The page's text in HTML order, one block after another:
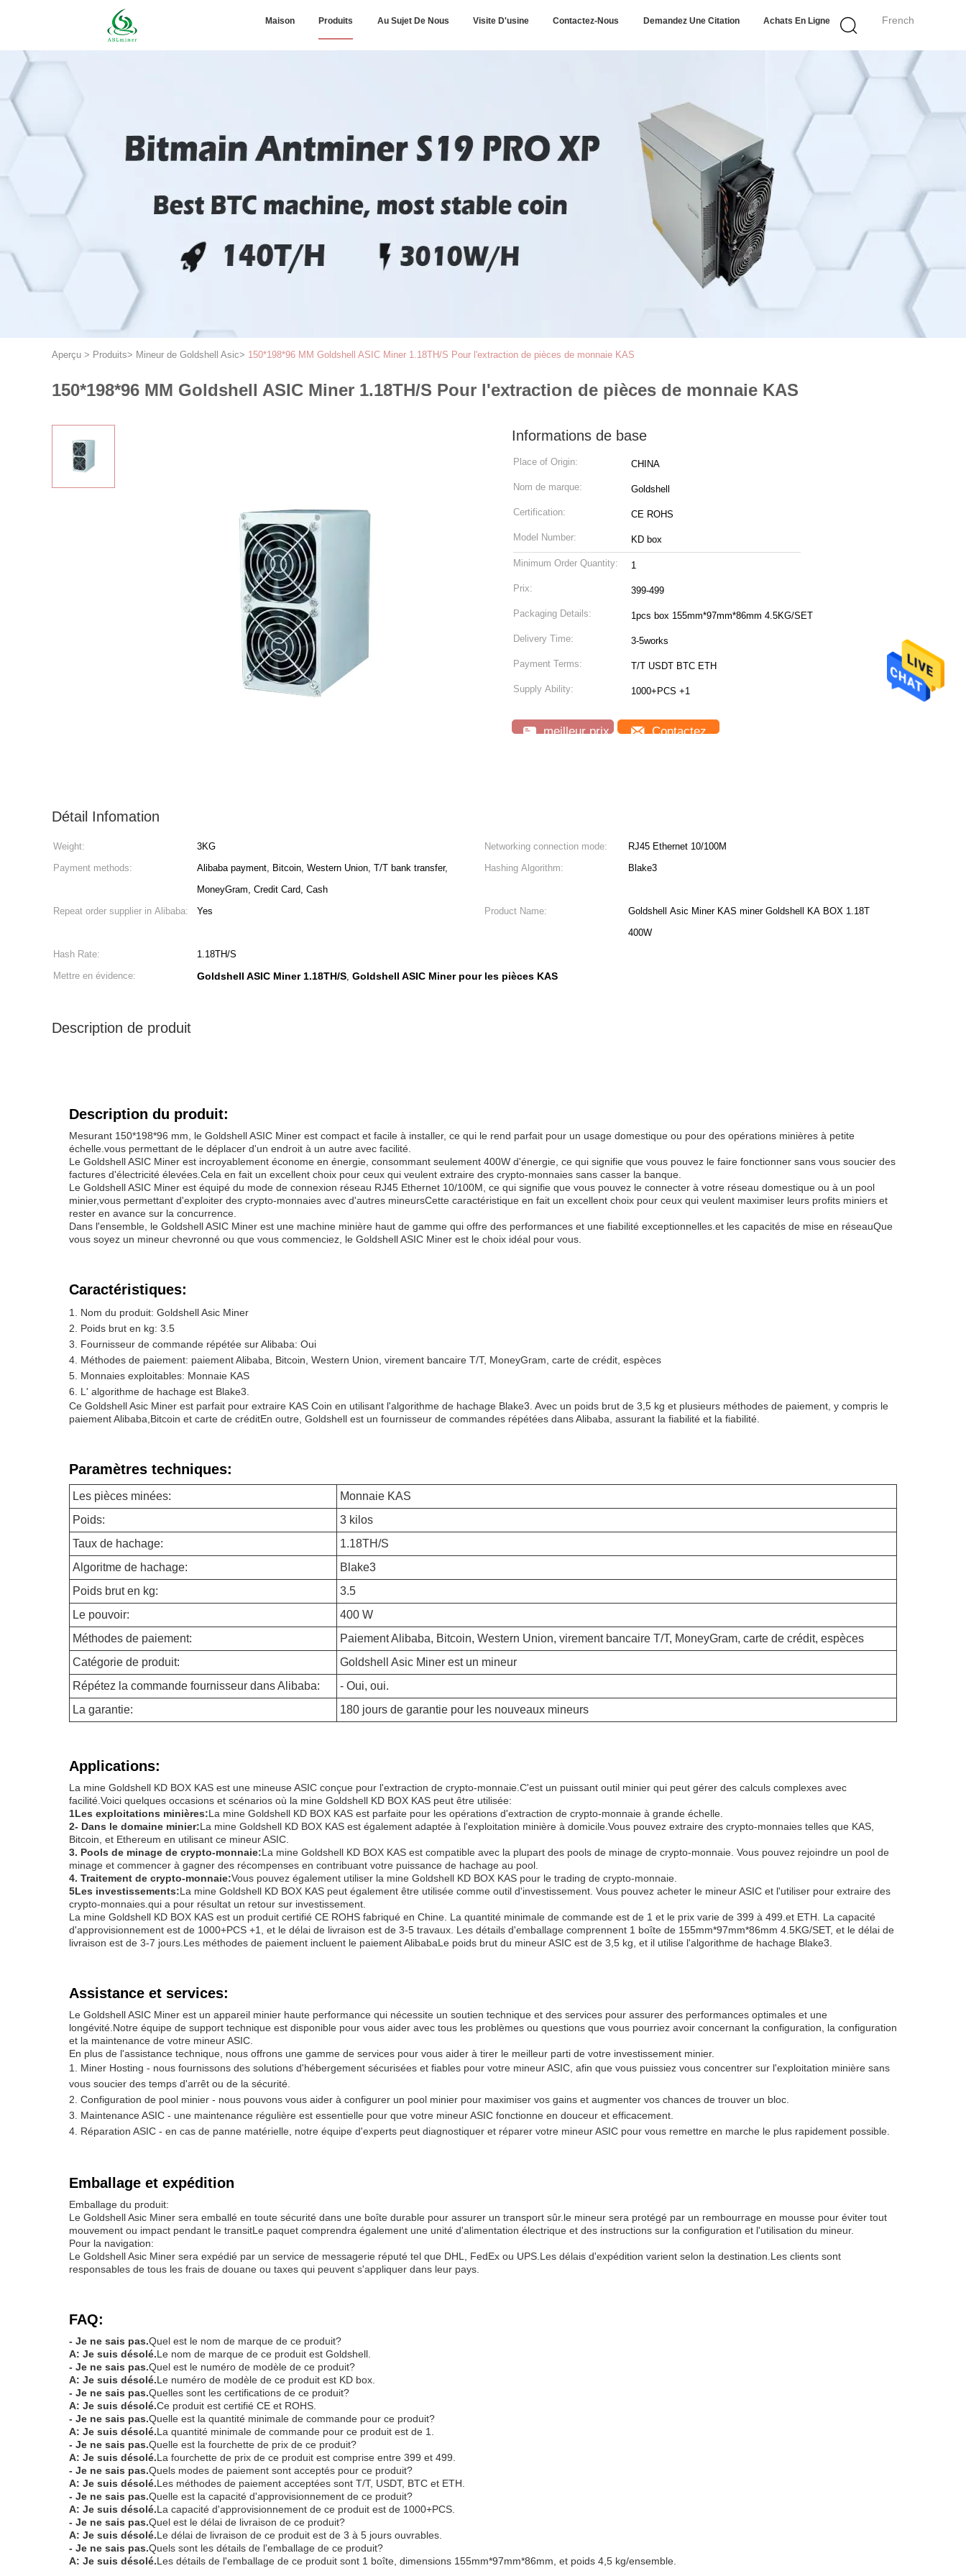
French
Maison Produits Au Sujet De Nous Visite D'usine Contactez-Nous Demandez Une Citation Achats En Ligne
Aperçu > Produits> Mineur de Goldshell Asic> 150*198*96 MM Goldshell ASIC Miner 1.18TH/S Pour l'extraction de pièces de monnaie KAS
150*198*96 MM Goldshell ASIC Miner 1.18TH/S Pour l'extraction de pièces de monnaie KAS
Informations de base
Place of Origin: CHINA
Nom de marque: Goldshell
Certification: CE ROHS
Model Number: KD box
Minimum Order Quantity: 1
Prix: 399-499
Packaging Details: 1pcs box 155mm*97mm*86mm 4.5KG/SET
Delivery Time: 3-5works
Payment Terms: T/T USDT BTC ETH
Supply Ability: 1000+PCS +1
meilleur prix Contactez
Détail Infomation
Weight: 3KG Networking connection mode:
RJ45 Ethernet 10/100M
Payment methods:
Alibaba payment, Bitcoin, Western Union, T/T bank transfer,
MoneyGram, Credit Card, Cash
Hashing Algorithm: Blake3
Repeat order supplier in Alibaba: Yes Product Name:
Goldshell Asic Miner KAS miner Goldshell KA BOX 1.18T
400W
Hash Rate:
1.18TH/S
Mettre en évidence:
Goldshell ASIC Miner 1.18TH/S, Goldshell ASIC Miner pour les pièces KAS
Description de produit
Description du produit:
Mesurant 150*198*96 mm, le Goldshell ASIC Miner est compact et facile à installer, ce qui le rend parfait pour un usage domestique ou pour des opérations minières à petite
échelle.vous permettant de le déplacer d'un endroit à un autre avec facilité.
Le Goldshell ASIC Miner est incroyablement économe en énergie, consommant seulement 400W d'énergie, ce qui signifie que vous pouvez le faire fonctionner sans vous soucier des
factures d'électricité élevées.Cela en fait un excellent choix pour ceux qui veulent extraire des crypto-monnaies sans casser la banque.
Le Goldshell ASIC Miner est équipé du mode de connexion réseau RJ45 Ethernet 10/100M, ce qui signifie que vous pouvez le connecter à votre réseau domestique ou à un pool
minier,vous permettant d'exploiter des crypto-monnaies avec d'autres mineursCette caractéristique en fait un excellent choix pour ceux qui veulent maximiser leurs profits miniers et
rester en avance sur la concurrence.
Dans l'ensemble, le Goldshell ASIC Miner est une machine minière haut de gamme qui offre des performances et une fiabilité exceptionnelles.et les capacités de mise en réseauQue
vous soyez un mineur chevronné ou que vous commenciez, le Goldshell ASIC Miner est le choix idéal pour vous.
Caractéristiques:
Nom du produit: Goldshell Asic Miner
Poids brut en kg: 3.5
Fournisseur de commande répétée sur Alibaba: Oui
Méthodes de paiement: paiement Alibaba, Bitcoin, Western Union, virement bancaire T/T, MoneyGram, carte de crédit, espèces
Monnaies exploitables: Monnaie KAS
L' algorithme de hachage est Blake3.
Ce Goldshell Asic Miner est parfait pour extraire KAS Coin en utilisant l'algorithme de hachage Blake3. Avec un poids brut de 3,5 kg et plusieurs méthodes de paiement, y compris le
paiement Alibaba,Bitcoin et carte de créditEn outre, Goldshell est un fournisseur de commandes répétées dans Alibaba, assurant la fiabilité et la fiabilité.
Paramètres techniques:
Les pièces minées:
Monnaie KAS
Poids:
3 kilos
Taux de hachage:
1.18TH/S
Algoritme de hachage:
Blake3
Poids brut en kg:
3.5
Le pouvoir:
400 W
Méthodes de paiement:
Paiement Alibaba, Bitcoin, Western Union, virement bancaire T/T, MoneyGram, carte de crédit, espèces
Catégorie de produit:
Goldshell Asic Miner est un mineur
Répétez la commande fournisseur dans Alibaba:
- Oui, oui.
La garantie:
180 jours de garantie pour les nouveaux mineurs
Applications:
La mine Goldshell KD BOX KAS est une mineuse ASIC conçue pour l'extraction de crypto-monnaie.C'est un puissant outil minier qui peut gérer des calculs complexes avec
facilité.Voici quelques occasions et scénarios où la mine Goldshell KD BOX KAS peut être utilisée:
1Les exploitations minières:La mine Goldshell KD BOX KAS est parfaite pour les opérations d'extraction de crypto-monnaie à grande échelle.
2- Dans le domaine minier:La mine Goldshell KD BOX KAS est également adaptée à l'exploitation minière à domicile.Vous pouvez extraire des crypto-monnaies telles que KAS,
Bitcoin, et Ethereum en utilisant ce mineur ASIC.
3. Pools de minage de crypto-monnaie:La mine Goldshell KD BOX KAS est compatible avec la plupart des pools de minage de crypto-monnaie. Vous pouvez rejoindre un pool de
minage et commencer à gagner des récompenses en contribuant votre puissance de hachage au pool.
4. Traitement de crypto-monnaie:Vous pouvez également utiliser la mine Goldshell KD BOX KAS pour le trading de crypto-monnaie.
5Les investissements:La mine Goldshell KD BOX KAS peut également être utilisée comme outil d'investissement. Vous pouvez acheter le mineur ASIC et l'utiliser pour extraire des
crypto-monnaies.qui a pour résultat un retour sur investissement.
La mine Goldshell KD BOX KAS est un produit certifié CE ROHS fabriqué en Chine. La quantité minimale de commande est de 1 et le prix varie de 399 à 499.et ETH. La capacité
d'approvisionnement est de 1000+PCS +1, et le délai de livraison est de 3-5 travaux. Les détails d'emballage comprennent 1 boîte de 155mm*97mm*86mm 4.5KG/SET, et le délai de
livraison est de 3-7 jours.Les méthodes de paiement incluent le paiement AlibabaLe poids brut du mineur ASIC est de 3,5 kg, et il utilise l'algorithme de hachage Blake3.
Assistance et services:
Le Goldshell ASIC Miner est un appareil minier haute performance qui nécessite un soutien technique et des services pour assurer des performances optimales et une
longévité.Notre équipe de support technique est disponible pour vous aider avec tous les problèmes ou questions que vous pourriez avoir concernant la configuration, la configuration
et la maintenance de votre mineur ASIC.
En plus de l'assistance technique, nous offrons une gamme de services pour vous aider à tirer le meilleur parti de votre investissement minier.
Miner Hosting - nous fournissons des solutions d'hébergement sécurisées et fiables pour votre mineur ASIC, afin que vous puissiez vous concentrer sur l'exploitation minière sans
vous soucier des temps d'arrêt ou de la sécurité.
Configuration de pool minier - nous pouvons vous aider à configurer un pool minier pour maximiser vos gains et augmenter vos chances de trouver un bloc.
Maintenance ASIC - une maintenance régulière est essentielle pour que votre mineur ASIC fonctionne en douceur et efficacement.
Réparation ASIC - en cas de panne matérielle, notre équipe d'experts peut diagnostiquer et réparer votre mineur ASIC pour vous remettre en marche le plus rapidement possible.
Emballage et expédition
Emballage du produit:
Le Goldshell Asic Miner sera emballé en toute sécurité dans une boîte durable pour assurer un transport sûr.le mineur sera protégé par un rembourrage en mousse pour éviter tout
mouvement ou impact pendant le transitLe paquet comprendra également une unité d'alimentation électrique et des instructions sur la configuration et l'utilisation du mineur.
Pour la navigation:
Le Goldshell Asic Miner sera expédié par un service de messagerie réputé tel que DHL, FedEx ou UPS.Les délais d'expédition varient selon la destination.Les clients sont
responsables de tous les frais de douane ou taxes qui peuvent s'appliquer dans leur pays.
FAQ:
- Je ne sais pas.Quel est le nom de marque de ce produit?
A: Je suis désolé.Le nom de marque de ce produit est Goldshell.
- Je ne sais pas.Quel est le numéro de modèle de ce produit?
A: Je suis désolé.Le numéro de modèle de ce produit est KD box.
- Je ne sais pas.Quelles sont les certifications de ce produit?
A: Je suis désolé.Ce produit est certifié CE et ROHS.
- Je ne sais pas.Quelle est la quantité minimale de commande pour ce produit?
A: Je suis désolé.La quantité minimale de commande pour ce produit est de 1.
- Je ne sais pas.Quelle est la fourchette de prix de ce produit?
A: Je suis désolé.La fourchette de prix de ce produit est comprise entre 399 et 499.
- Je ne sais pas.Quels modes de paiement sont acceptés pour ce produit?
A: Je suis désolé.Les méthodes de paiement acceptées sont T/T, USDT, BTC et ETH.
- Je ne sais pas.Quelle est la capacité d'approvisionnement de ce produit?
A: Je suis désolé.La capacité d'approvisionnement de ce produit est de 1000+PCS.
- Je ne sais pas.Quel est le délai de livraison de ce produit?
A: Je suis désolé.Le délai de livraison de ce produit est de 3 à 5 jours ouvrables.
- Je ne sais pas.Quels sont les détails de l'emballage de ce produit?
A: Je suis désolé.Les détails de l'emballage de ce produit sont 1 boîte, dimensions 155mm*97mm*86mm, et poids 4,5 kg/ensemble.